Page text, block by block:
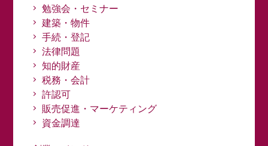
勉強会・セミナー
建築・物件
手続・登記
法律問題
知的財産
税務・会計
許認可
販売促進・マーケティング
資金調達